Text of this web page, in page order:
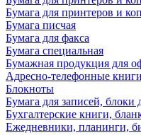
Бумага для принтеров и
Бумага писчая
Бумага для факса
Бумага специальная
Бумажная продукция для
Адресно-телефонные
Блокноты
Бумага для записей, блоки
Бухгалтерские книги,
Ежедневники, планинги,